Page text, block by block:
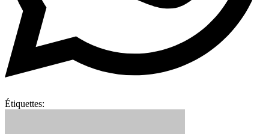
Étiquettes: